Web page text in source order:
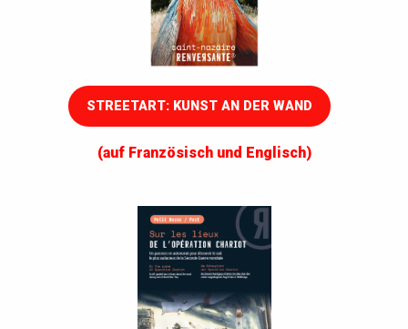
STREETART: KUNST AN DER WAND
(auf Französisch und Englisch)